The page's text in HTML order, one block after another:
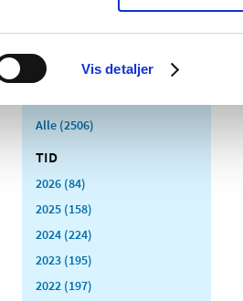
Vis detaljer
Alle (2506)
TID
2026 (84)
2025 (158)
2024 (224)
2023 (195)
2022 (197)